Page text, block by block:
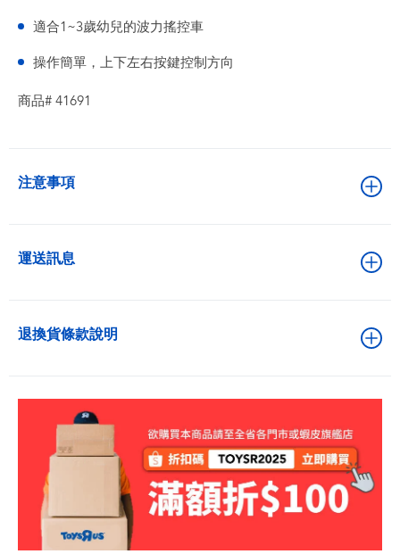
適合1~3歲幼兒的波力搖控車
操作簡單，上下左右按鍵控制方向
商品# 41691
注意事項
運送訊息
退換貨條款說明